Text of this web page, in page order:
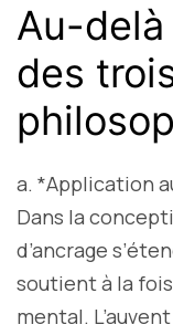
Au-
des
a. *Application
Dans la
d’ancrage
soutient à la
mental.